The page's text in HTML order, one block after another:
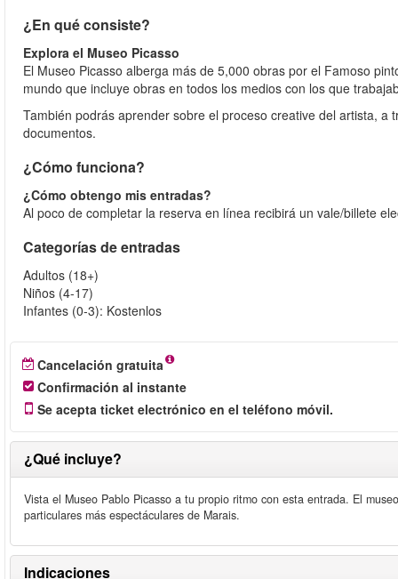
¿En qué consiste?
Explora el Museo Picasso
El Museo Picasso alberga más de 5,000 obras por el Famoso
mundo que incluye obras en todos los medios con los que
También podrás aprender sobre el proceso creative del artista,
documentos.
¿Cómo funciona?
¿Cómo obtengo mis entradas?
Al poco de completar la reserva en línea recibirá un vale/billete
Categorías de entradas
Adultos (18+)
Niños (4-17)
Infantes (0-3): Kostenlos
Cancelación gratuita
Confirmación al instante
Se acepta ticket electrónico en el teléfono móvil.
¿Qué incluye?
Vista el Museo Pablo Picasso a tu propio ritmo con esta entrada. El
particulares más espectáculares de Marais.
Indicaciones